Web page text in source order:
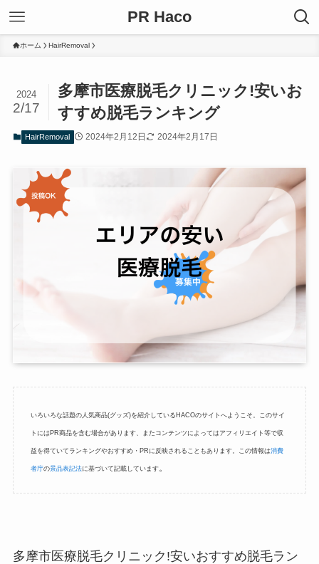
PR Haco
ホーム HairRemoval
多摩市医療脱毛クリニック!安いお
すすめ脱毛ランキング
2024
2/17
HairRemoval 2024年2月12日 2024年2月17日
いろいろな話題の人気商品(グッズ)を紹介しているHACOのサイトへようこそ。このサイ
トにはPR商品を含む場合があります、またコンテンツによってはアフィリエイト等で収
益を得ていてランキングやおすすめ・PRに反映されることもあります。この情報は消費
者庁の景品表記法に基づいて記載しています 。
多摩市医療脱毛クリニック!安いおすすめ脱毛ラン